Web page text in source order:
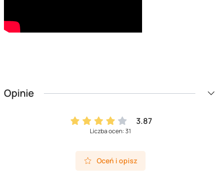
Opinie
3.87
Liczba ocen: 31
Oceń i opisz